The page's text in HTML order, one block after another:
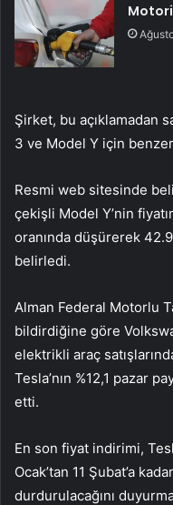
Şirket, bu açıklamadan
3 ve Model Y için
Resmi web sitesinde
çekişli Model Y’nin
oranında düşürerek
belirledi.
Alman Federal Motorlu
bildirdiğine göre
elektrikli araç
Tesla’nın %12,1 pazar
etti.
En son fiyat indirimi,
Ocak’tan 11 Şubat’a
durdurulacağını